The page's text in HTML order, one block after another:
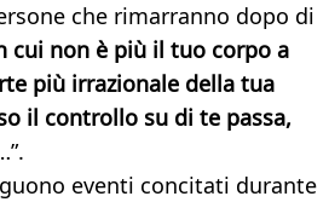
che rimarranno dopo di
cui non è più il tuo corpo a
più irrazionale della tua
il controllo su di te passa,
eventi concitati durante